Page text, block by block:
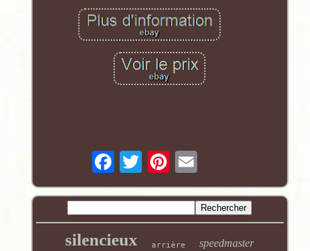
silencieux arrière speedmaster